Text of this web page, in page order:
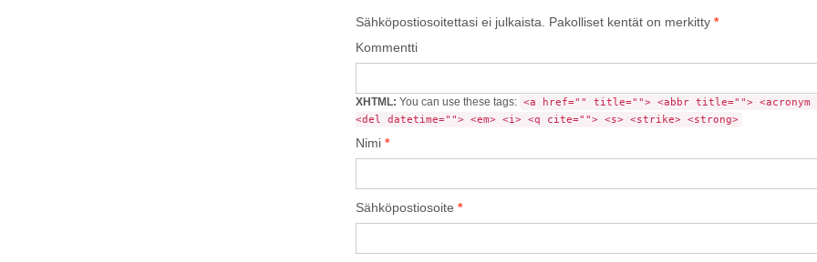
Sähköpostiosoitettasi ei julkaista. Pakolliset kentät on merkitty *
Kommentti
XHTML: You can use these tags: <a href="" title=""> <abbr title=""> <acronym
<del datetime=""> <em> <i> <q cite=""> <s> <strike> <strong>
Nimi *
Sähköpostiosoite *